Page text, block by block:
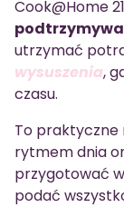
Cook@Home
utrzymać
wysuszenia,
czasu.
To praktyczne
rytmem dnia
przygotować
podać